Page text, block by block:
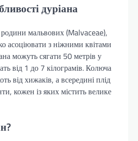
дуріана
мальвових (Malvaceae),
асоціювати з ніжними квітами
можуть сягати 50 метрів у
від 1 до 7 кілограмів. Колюча
від хижаків, а всередині плід
кожен із яких містить велике